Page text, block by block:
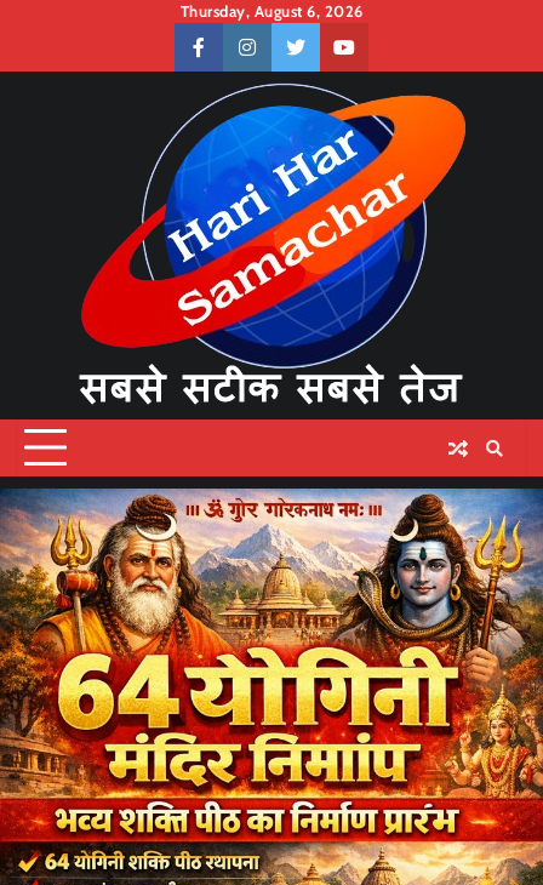
content
Thursday, August 6, 2026
facebookinstagramtwitteryoutube